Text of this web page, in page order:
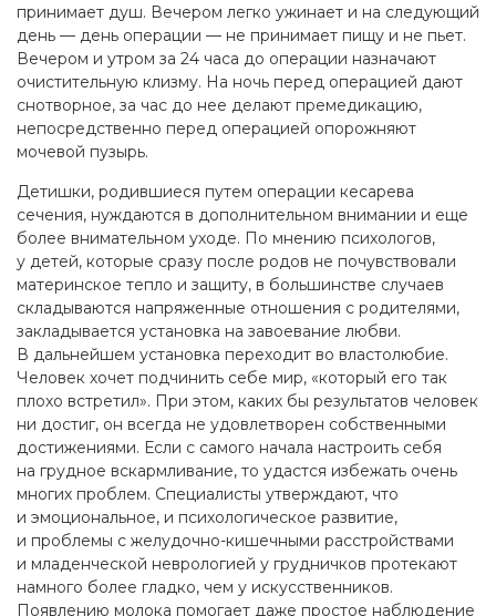
принимает душ. Вечером легко ужинает и на следующий
день — день операции — не принимает пищу и не пьет.
Вечером и утром за 24 часа до операции назначают
очистительную клизму. На ночь перед операцией дают
снотворное, за час до нее делают премедикацию,
непосредственно перед операцией опорожняют
мочевой пузырь.
Детишки, родившиеся путем операции кесарева
сечения, нуждаются в дополнительном внимании и еще
более внимательном уходе. По мнению психологов,
у детей, которые сразу после родов не почувствовали
материнское тепло и защиту, в большинстве случаев
складываются напряженные отношения с родителями,
закладывается установка на завоевание любви.
В дальнейшем установка переходит во властолюбие.
Человек хочет подчинить себе мир, «который его так
плохо встретил». При этом, каких бы результатов человек
ни достиг, он всегда не удовлетворен собственными
достижениями. Если с самого начала настроить себя
на грудное вскармливание, то удастся избежать очень
многих проблем. Специалисты утверждают, что
и эмоциональное, и психологическое развитие,
и проблемы с желудочно-кишечными расстройствами
и младенческой неврологией у грудничков протекают
намного более гладко, чем у искусственников.
Появлению молока помогает даже простое наблюдение